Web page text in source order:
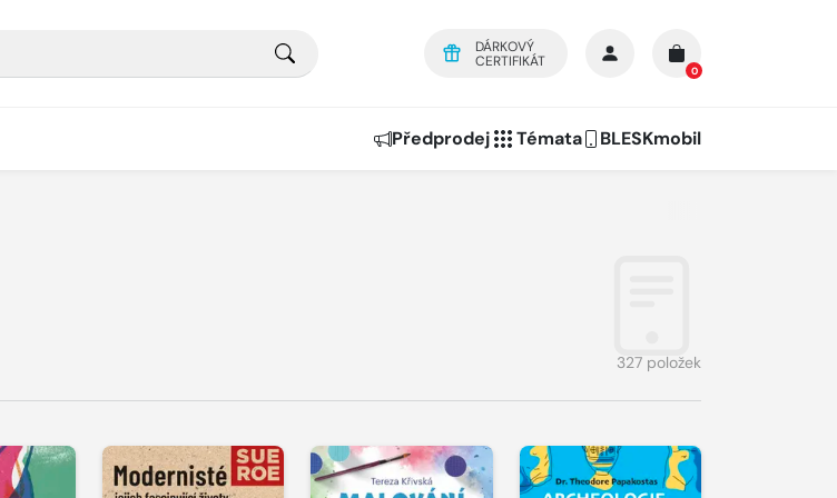
DÁRKOVÝ
CERTIFIKÁT
0
Předprodej Témata BLESKmobil
327 položek